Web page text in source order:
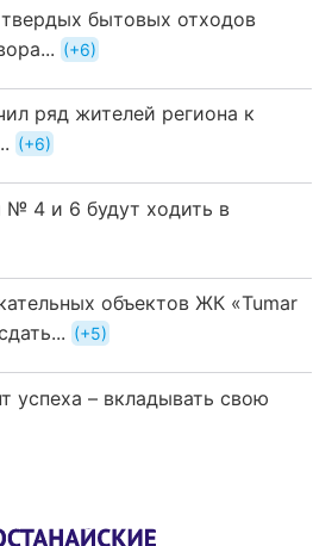
бытовых отходов
+6
ряд жителей региона к
+6
4 и 6 будут ходить в
объектов ЖК «Tumar
+5
успеха – вкладывать свою